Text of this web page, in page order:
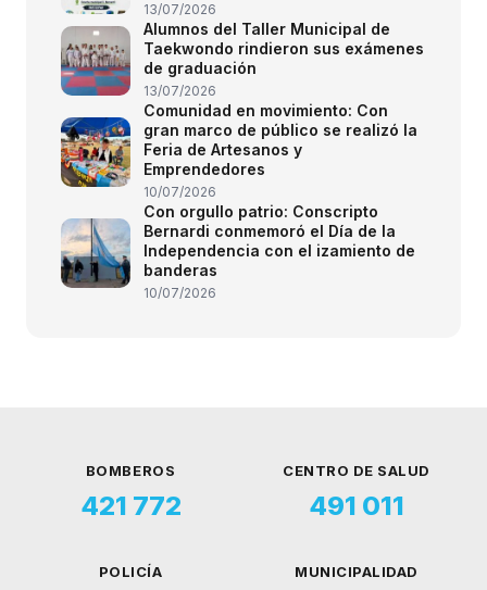
13/07/2026
Alumnos del Taller Municipal de
Taekwondo rindieron sus exámenes
de graduación
13/07/2026
Comunidad en movimiento: Con
gran marco de público se realizó la
Feria de Artesanos y
Emprendedores
10/07/2026
Con orgullo patrio: Conscripto
Bernardi conmemoró el Día de la
Independencia con el izamiento de
banderas
10/07/2026
BOMBEROS
421 772
CENTRO DE SALUD
491 011
POLICÍA MUNICIPALIDAD